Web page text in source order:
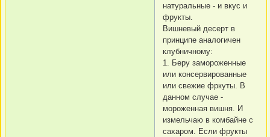
натуральные - и вкус и
фрукты.
Вишневый десерт в
принципе аналогичен
клубничному:
1. Беру замороженные
или консервированные
или свежие фркуты. В
данном случае -
мороженная вишня. И
измельчаю в комбайне с
сахаром. Если фрукты